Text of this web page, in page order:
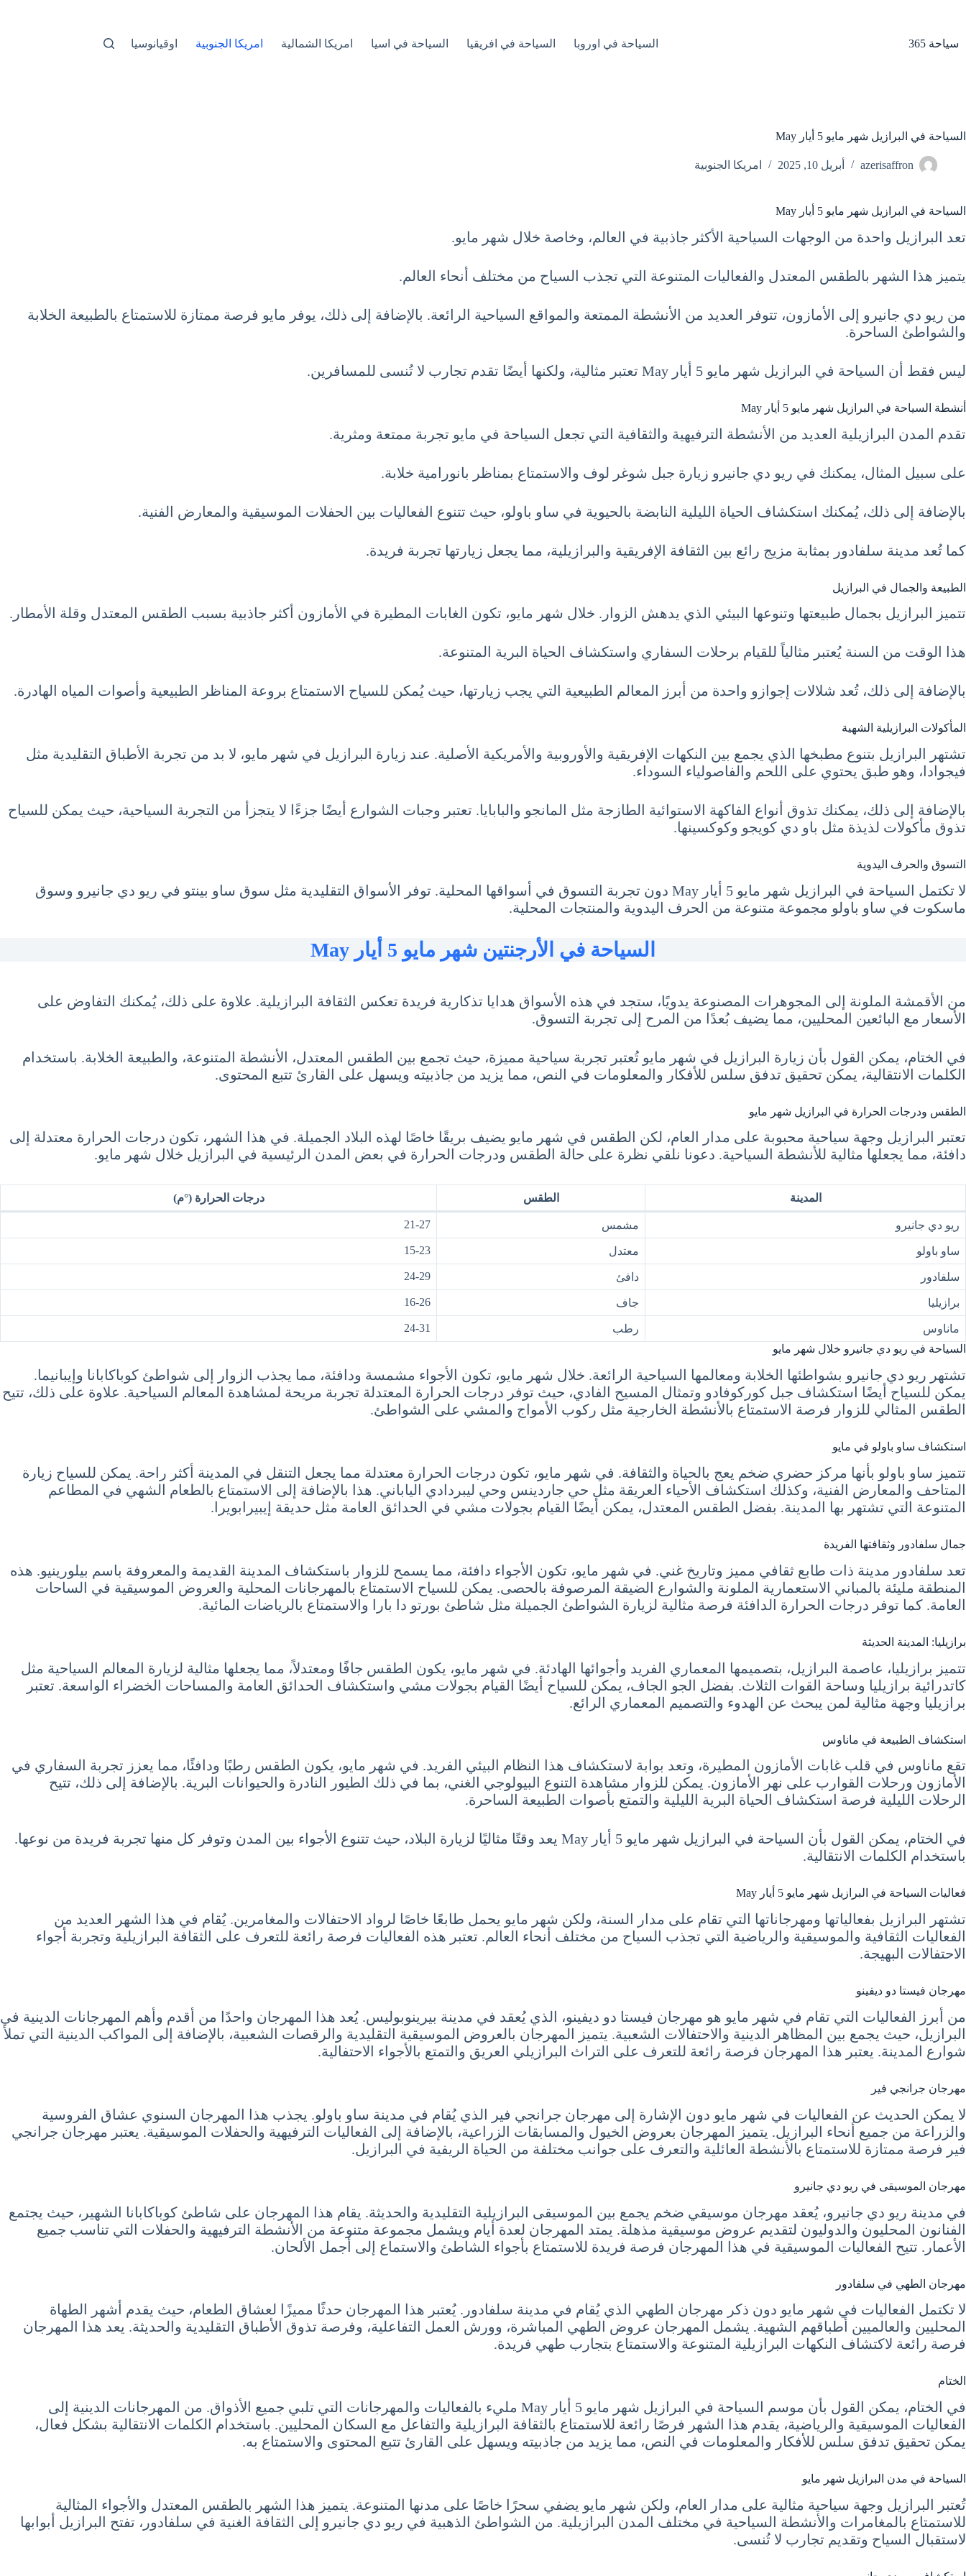
سياحة 365 السياحة في اوروبا السياحة في افريقيا السياحة في اسيا امريكا الشمالية امريكا الجنوبية اوقيانوسيا
السياحة في البرازيل شهر مايو 5 أيار May
azerisaffron أبريل 10, 2025 امريكا الجنوبية
السياحة في البرازيل شهر مايو 5 أيار May
تعد البرازيل واحدة من الوجهات السياحية الأكثر جاذبية في العالم، وخاصة خلال شهر مايو.
يتميز هذا الشهر بالطقس المعتدل والفعاليات المتنوعة التي تجذب السياح من مختلف أنحاء العالم.
من ريو دي جانيرو إلى الأمازون، تتوفر العديد من الأنشطة الممتعة والمواقع السياحية الرائعة. بالإضافة إلى ذلك، يوفر مايو فرصة ممتازة للاستمتاع بالطبيعة الخلابة
والشواطئ الساحرة.
ليس فقط أن السياحة في البرازيل شهر مايو 5 أيار May تعتبر مثالية، ولكنها أيضًا تقدم تجارب لا تُنسى للمسافرين.
أنشطة السياحة في البرازيل شهر مايو 5 أيار May
تقدم المدن البرازيلية العديد من الأنشطة الترفيهية والثقافية التي تجعل السياحة في مايو تجربة ممتعة ومثرية.
على سبيل المثال، يمكنك في ريو دي جانيرو زيارة جبل شوغر لوف والاستمتاع بمناظر بانورامية خلابة.
بالإضافة إلى ذلك، يُمكنك استكشاف الحياة الليلية النابضة بالحيوية في ساو باولو، حيث تتنوع الفعاليات بين الحفلات الموسيقية والمعارض الفنية.
كما تُعد مدينة سلفادور بمثابة مزيج رائع بين الثقافة الإفريقية والبرازيلية، مما يجعل زيارتها تجربة فريدة.
الطبيعة والجمال في البرازيل
تتميز البرازيل بجمال طبيعتها وتنوعها البيئي الذي يدهش الزوار. خلال شهر مايو، تكون الغابات المطيرة في الأمازون أكثر جاذبية بسبب الطقس المعتدل وقلة الأمطار.
هذا الوقت من السنة يُعتبر مثالياً للقيام برحلات السفاري واستكشاف الحياة البرية المتنوعة.
بالإضافة إلى ذلك، تُعد شلالات إجوازو واحدة من أبرز المعالم الطبيعية التي يجب زيارتها، حيث يُمكن للسياح الاستمتاع بروعة المناظر الطبيعية وأصوات المياه الهادرة.
المأكولات البرازيلية الشهية
تشتهر البرازيل بتنوع مطبخها الذي يجمع بين النكهات الإفريقية والأوروبية والأمريكية الأصلية. عند زيارة البرازيل في شهر مايو، لا بد من تجربة الأطباق التقليدية مثل
فيجوادا، وهو طبق يحتوي على اللحم والفاصولياء السوداء.
بالإضافة إلى ذلك، يمكنك تذوق أنواع الفاكهة الاستوائية الطازجة مثل المانجو والبابايا. تعتبر وجبات الشوارع أيضًا جزءًا لا يتجزأ من التجربة السياحية، حيث يمكن للسياح
تذوق مأكولات لذيذة مثل باو دي كويجو وكوكسينها.
التسوق والحرف اليدوية
لا تكتمل السياحة في البرازيل شهر مايو 5 أيار May دون تجربة التسوق في أسواقها المحلية. توفر الأسواق التقليدية مثل سوق ساو بينتو في ريو دي جانيرو وسوق
ماسكوت في ساو باولو مجموعة متنوعة من الحرف اليدوية والمنتجات المحلية.
السياحة في الأرجنتين شهر مايو 5 أيار May
من الأقمشة الملونة إلى المجوهرات المصنوعة يدويًا، ستجد في هذه الأسواق هدايا تذكارية فريدة تعكس الثقافة البرازيلية. علاوة على ذلك، يُمكنك التفاوض على
الأسعار مع البائعين المحليين، مما يضيف بُعدًا من المرح إلى تجربة التسوق.
في الختام، يمكن القول بأن زيارة البرازيل في شهر مايو تُعتبر تجربة سياحية مميزة، حيث تجمع بين الطقس المعتدل، الأنشطة المتنوعة، والطبيعة الخلابة. باستخدام
الكلمات الانتقالية، يمكن تحقيق تدفق سلس للأفكار والمعلومات في النص، مما يزيد من جاذبيته ويسهل على القارئ تتبع المحتوى.
الطقس ودرجات الحرارة في البرازيل شهر مايو
تعتبر البرازيل وجهة سياحية محبوبة على مدار العام، لكن الطقس في شهر مايو يضيف بريقًا خاصًا لهذه البلاد الجميلة. في هذا الشهر، تكون درجات الحرارة معتدلة إلى
دافئة، مما يجعلها مثالية للأنشطة السياحية. دعونا نلقي نظرة على حالة الطقس ودرجات الحرارة في بعض المدن الرئيسية في البرازيل خلال شهر مايو.
المدينة الطقس درجات الحرارة (°م)
ريو دي جانيرو مشمس 21-27
ساو باولو معتدل 15-23
سلفادور دافئ 24-29
برازيليا جاف 16-26
ماناوس رطب
24-31
السياحة في ريو دي جانيرو خلال شهر مايو
تشتهر ريو دي جانيرو بشواطئها الخلابة ومعالمها السياحية الرائعة. خلال شهر مايو، تكون الأجواء مشمسة ودافئة، مما يجذب الزوار إلى شواطئ كوباكابانا وإيبانيما.
يمكن للسياح أيضًا استكشاف جبل كوركوفادو وتمثال المسيح الفادي، حيث توفر درجات الحرارة المعتدلة تجربة مريحة لمشاهدة المعالم السياحية. علاوة على ذلك، تتيح
الطقس المثالي للزوار فرصة الاستمتاع بالأنشطة الخارجية مثل ركوب الأمواج والمشي على الشواطئ.
استكشاف ساو باولو في مايو
تتميز ساو باولو بأنها مركز حضري ضخم يعج بالحياة والثقافة. في شهر مايو، تكون درجات الحرارة معتدلة مما يجعل التنقل في المدينة أكثر راحة. يمكن للسياح زيارة
المتاحف والمعارض الفنية، وكذلك استكشاف الأحياء العريقة مثل حي جاردينس وحي ليبردادي الياباني. هذا بالإضافة إلى الاستمتاع بالطعام الشهي في المطاعم
المتنوعة التي تشتهر بها المدينة. بفضل الطقس المعتدل، يمكن أيضًا القيام بجولات مشي في الحدائق العامة مثل حديقة إيبيرابويرا.
جمال سلفادور وثقافتها الفريدة
تعد سلفادور مدينة ذات طابع ثقافي مميز وتاريخ غني. في شهر مايو، تكون الأجواء دافئة، مما يسمح للزوار باستكشاف المدينة القديمة والمعروفة باسم بيلورينيو. هذه
المنطقة مليئة بالمباني الاستعمارية الملونة والشوارع الضيقة المرصوفة بالحصى. يمكن للسياح الاستمتاع بالمهرجانات المحلية والعروض الموسيقية في الساحات
العامة. كما توفر درجات الحرارة الدافئة فرصة مثالية لزيارة الشواطئ الجميلة مثل شاطئ بورتو دا بارا والاستمتاع بالرياضات المائية.
برازيليا: المدينة الحديثة
تتميز برازيليا، عاصمة البرازيل، بتصميمها المعماري الفريد وأجوائها الهادئة. في شهر مايو، يكون الطقس جافًا ومعتدلاً، مما يجعلها مثالية لزيارة المعالم السياحية مثل
كاتدرائية برازيليا وساحة القوات الثلاث. بفضل الجو الجاف، يمكن للسياح أيضًا القيام بجولات مشي واستكشاف الحدائق العامة والمساحات الخضراء الواسعة. تعتبر
برازيليا وجهة مثالية لمن يبحث عن الهدوء والتصميم المعماري الرائع.
استكشاف الطبيعة في ماناوس
تقع ماناوس في قلب غابات الأمازون المطيرة، وتعد بوابة لاستكشاف هذا النظام البيئي الفريد. في شهر مايو، يكون الطقس رطبًا ودافئًا، مما يعزز تجربة السفاري في
الأمازون ورحلات القوارب على نهر الأمازون. يمكن للزوار مشاهدة التنوع البيولوجي الغني، بما في ذلك الطيور النادرة والحيوانات البرية. بالإضافة إلى ذلك، تتيح
الرحلات الليلية فرصة استكشاف الحياة البرية الليلية والتمتع بأصوات الطبيعة الساحرة.
في الختام، يمكن القول بأن السياحة في البرازيل شهر مايو 5 أيار May يعد وقتًا مثاليًا لزيارة البلاد، حيث تتنوع الأجواء بين المدن وتوفر كل منها تجربة فريدة من نوعها.
باستخدام الكلمات الانتقالية.
فعاليات السياحة في البرازيل شهر مايو 5 أيار May
تشتهر البرازيل بفعالياتها ومهرجاناتها التي تقام على مدار السنة، ولكن شهر مايو يحمل طابعًا خاصًا لرواد الاحتفالات والمغامرين. يُقام في هذا الشهر العديد من
الفعاليات الثقافية والموسيقية والرياضية التي تجذب السياح من مختلف أنحاء العالم. تعتبر هذه الفعاليات فرصة رائعة للتعرف على الثقافة البرازيلية وتجربة أجواء
الاحتفالات البهيجة.
مهرجان فيستا دو ديفينو
من أبرز الفعاليات التي تقام في شهر مايو هو مهرجان فيستا دو ديفينو، الذي يُعقد في مدينة بيرينوبوليس. يُعد هذا المهرجان واحدًا من أقدم وأهم المهرجانات الدينية في
البرازيل، حيث يجمع بين المظاهر الدينية والاحتفالات الشعبية. يتميز المهرجان بالعروض الموسيقية التقليدية والرقصات الشعبية، بالإضافة إلى المواكب الدينية التي تملأ
شوارع المدينة. يعتبر هذا المهرجان فرصة رائعة للتعرف على التراث البرازيلي العريق والتمتع بالأجواء الاحتفالية.
مهرجان جرانجي فير
لا يمكن الحديث عن الفعاليات في شهر مايو دون الإشارة إلى مهرجان جرانجي فير الذي يُقام في مدينة ساو باولو. يجذب هذا المهرجان السنوي عشاق الفروسية
والزراعة من جميع أنحاء البرازيل. يتميز المهرجان بعروض الخيول والمسابقات الزراعية، بالإضافة إلى الفعاليات الترفيهية والحفلات الموسيقية. يعتبر مهرجان جرانجي
فير فرصة ممتازة للاستمتاع بالأنشطة العائلية والتعرف على جوانب مختلفة من الحياة الريفية في البرازيل.
مهرجان الموسيقى في ريو دي جانيرو
في مدينة ريو دي جانيرو، يُعقد مهرجان موسيقي ضخم يجمع بين الموسيقى البرازيلية التقليدية والحديثة. يقام هذا المهرجان على شاطئ كوباكابانا الشهير، حيث يجتمع
الفنانون المحليون والدوليون لتقديم عروض موسيقية مذهلة. يمتد المهرجان لعدة أيام ويشمل مجموعة متنوعة من الأنشطة الترفيهية والحفلات التي تناسب جميع
الأعمار. تتيح الفعاليات الموسيقية في هذا المهرجان فرصة فريدة للاستمتاع بأجواء الشاطئ والاستماع إلى أجمل الألحان.
مهرجان الطهي في سلفادور
لا تكتمل الفعاليات في شهر مايو دون ذكر مهرجان الطهي الذي يُقام في مدينة سلفادور. يُعتبر هذا المهرجان حدثًا مميزًا لعشاق الطعام، حيث يقدم أشهر الطهاة
المحليين والعالميين أطباقهم الشهية. يشمل المهرجان عروض الطهي المباشرة، وورش العمل التفاعلية، وفرصة تذوق الأطباق التقليدية والحديثة. يعد هذا المهرجان
فرصة رائعة لاكتشاف النكهات البرازيلية المتنوعة والاستمتاع بتجارب طهي فريدة.
الختام
في الختام، يمكن القول بأن موسم السياحة في البرازيل شهر مايو 5 أيار May مليء بالفعاليات والمهرجانات التي تلبي جميع الأذواق. من المهرجانات الدينية إلى
الفعاليات الموسيقية والرياضية، يقدم هذا الشهر فرصًا رائعة للاستمتاع بالثقافة البرازيلية والتفاعل مع السكان المحليين. باستخدام الكلمات الانتقالية بشكل فعال،
يمكن تحقيق تدفق سلس للأفكار والمعلومات في النص، مما يزيد من جاذبيته ويسهل على القارئ تتبع المحتوى والاستمتاع به.
السياحة في مدن البرازيل شهر مايو
تُعتبر البرازيل وجهة سياحية مثالية على مدار العام، ولكن شهر مايو يضفي سحرًا خاصًا على مدنها المتنوعة. يتميز هذا الشهر بالطقس المعتدل والأجواء المثالية
للاستمتاع بالمغامرات والأنشطة السياحية في مختلف المدن البرازيلية. من الشواطئ الذهبية في ريو دي جانيرو إلى الثقافة الغنية في سلفادور، تفتح البرازيل أبوابها
لاستقبال السياح وتقديم تجارب لا تُنسى.